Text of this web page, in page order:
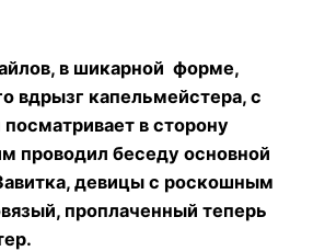
в шикарной форме,
вдрызг капельмейстера, с
в сторону
проводил беседу основной
девицы с роскошным
проплаченный теперь